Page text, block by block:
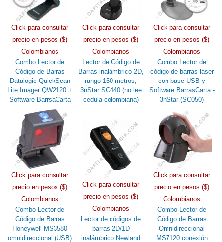
Click para consultar
precio en pesos ($)
Colombianos
Combo Lector de
Código de Barras
Datalogic QuickScan
Lite Imager QW2120 +
Software BarrsaCarta
Click para consultar
precio en pesos ($)
Colombianos
Lector de Código de
Barras inalámbrico 2D,
rango 150 metros,
3nStar SC440 (no lee
cedula colombiana)
Click para consultar
precio en pesos ($)
Colombianos
Combo Lector de
código de barras láser
con base USB y
Software BarrasCarta -
3nStar (SC050)
Click para consultar
precio en pesos ($)
Colombianos
Combo Lector de
Código de Barras
Honeywell MS3580
omnidireccional (USB)
Click para consultar
precio en pesos ($)
Colombianos
Lector de códigos de
barras 2D/1D
inalámbrico Newland
Click para consultar
precio en pesos ($)
Colombianos
Combo Lector de
Código de Barras
Omnidireccional
MS7120 conexión